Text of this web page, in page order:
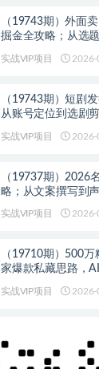
（19743期）外面
掘金全攻略；从选
实战VIP项目 2026-
（19743期）短剧
从账号定位到选剧
实战VIP项目 2026-
（19737期）2026
略；从文案撰写到
实战VIP项目 2026-
（19710期）500
家爆款私藏思路，
实战VIP项目 2026-